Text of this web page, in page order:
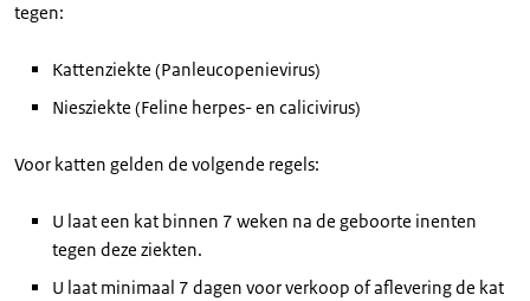
tegen:
Kattenziekte (Panleucopenievirus)
Niesziekte (Feline herpes- en calicivirus)
Voor katten gelden de volgende regels:
U laat een kat binnen 7 weken na de geboorte inenten
tegen deze ziekten.
U laat minimaal 7 dagen voor verkoop of aflevering de kat